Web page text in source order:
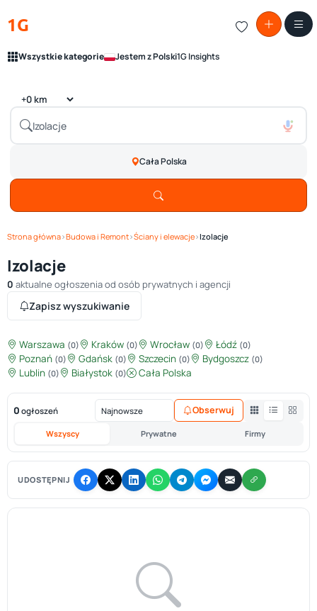
1G
Wszystkie kategorie Jestem z Polski1G Insights
Cała Polska
Strona główna›Budowa i Remont›Ściany i elewacje›Izolacje
Izolacje
0 aktualne ogłoszenia od osób prywatnych i agencji
Zapisz wyszukiwanie
Warszawa (0) Kraków (0) Wrocław (0) Łódź (0)
Poznań (0) Gdańsk (0) Szczecin (0) Bydgoszcz (0)
Lublin (0) Białystok (0) Cała Polska
0 ogłoszeń
Wszyscy Prywatne Firmy
Obserwuj
UDOSTĘPNIJ